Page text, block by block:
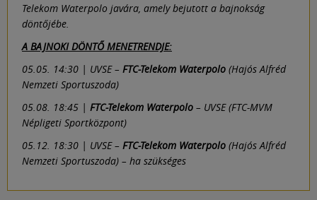
Telekom Waterpolo javára, amely bejutott a bajnokság
döntőjébe.
A BAJNOKI DÖNTŐ MENETRENDJE:
05.05. 14:30 | UVSE – FTC-Telekom Waterpolo (Hajós Alfréd
Nemzeti Sportuszoda)
05.08. 18:45 | FTC-Telekom Waterpolo – UVSE (FTC-MVM
Népligeti Sportközpont)
05.12. 18:30 | UVSE – FTC-Telekom Waterpolo (Hajós Alfréd
Nemzeti Sportuszoda) – ha szükséges